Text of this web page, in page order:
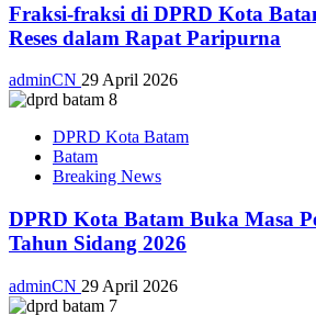
Fraksi-fraksi di DPRD Kota
Reses dalam Rapat Paripurna
adminCN 29 April 2026
DPRD Kota Batam
Batam
Breaking News
DPRD Kota Batam Buka Masa
Tahun Sidang 2026
adminCN 29 April 2026